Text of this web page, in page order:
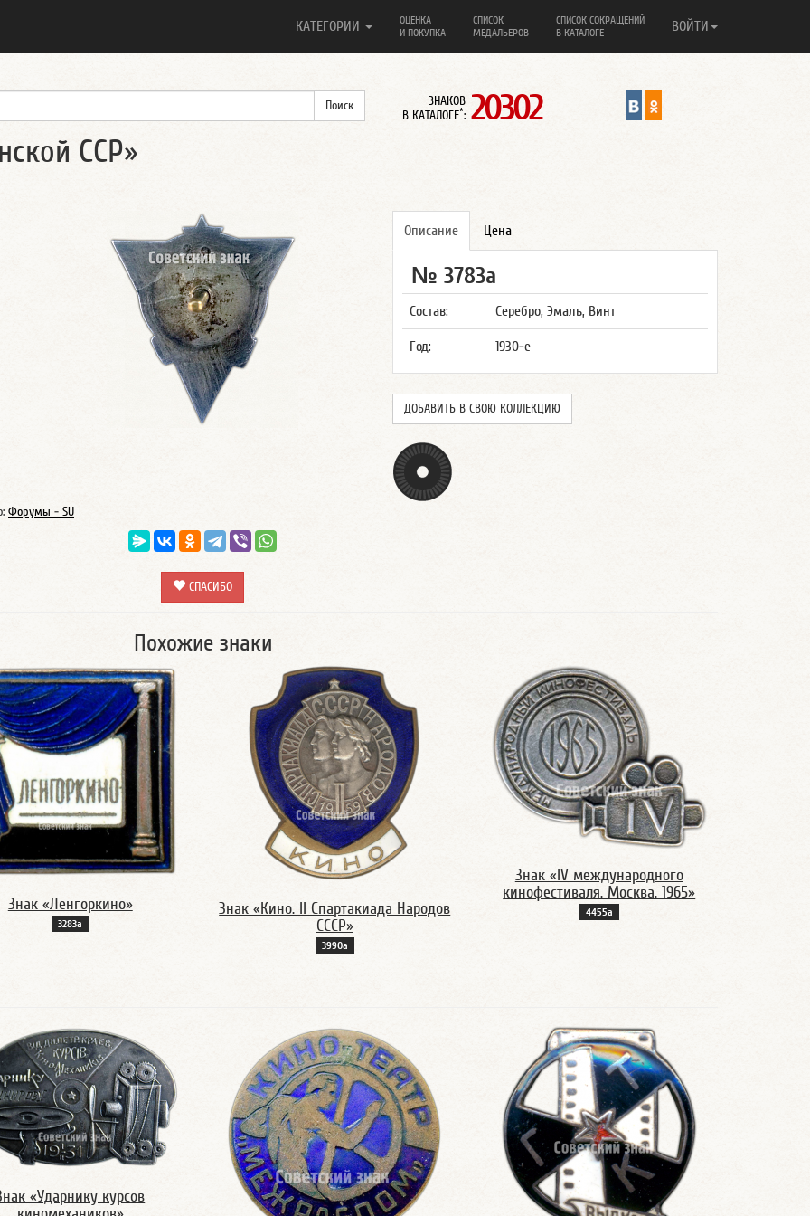
КАТЕГОРИИ
ОЦЕНКА
И ПОКУПКА
СПИСОК
МЕДАЛЬЕРОВ
СПИСОК СОКРАЩЕНИЙ
В КАТАЛОГЕ
ВОЙТИ
ЗНАКОВ
В КАТАЛОГЕ*: 20302
ССР»
Описание Цена
№ 3783а
Состав: Серебро, Эмаль, Винт
Год: 1930-е
ДОБАВИТЬ В СВОЮ КОЛЛЕКЦИЮ
Форумы - SU
СПАСИБО
Похожие знаки
Знак «Ленгоркино»
3283а
Знак «Кино. II Спартакиада Народов
СССР»
3990а
Знак «IV международного
кинофестиваля. Москва. 1965»
4455а
«Ударнику курсов